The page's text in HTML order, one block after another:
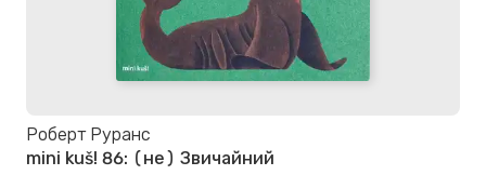
Роберт Руранс
mini kuš! 86: (не) Звичайний